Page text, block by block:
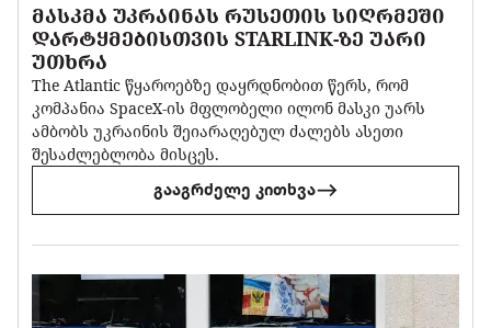
ᲛᲐᲡᲙᲛᲐ ᲣᲙᲠᲐᲘᲜᲐᲡ ᲠᲣᲡᲔᲗᲘᲡ ᲡᲘᲦᲠᲛᲔᲨᲘ
ᲓᲐᲠᲢᲧᲛᲔᲑᲘᲡᲗᲕᲘᲡ STARLINK-ᲖᲔ ᲣᲐᲠᲘ
ᲣᲗᲮᲠᲐ
The Atlantic წყაროებზე დაყრდნობით წერს, რომ
კომპანია SpaceX-ის მფლობელი ილონ მასკი უარს
ამბობს უკრაინის შეიარაღებულ ძალებს ასეთი
შესაძლებლობა მისცეს.
გააგრძელე კითხვა